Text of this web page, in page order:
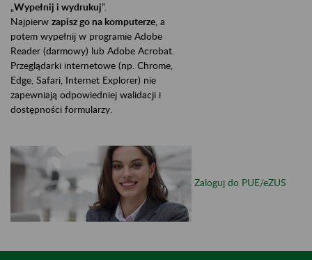
„Wypełnij i wydrukuj”.
Najpierw zapisz go na komputerze , a
potem wypełnij w programie Adobe
Reader (darmowy) lub Adobe Acrobat.
Przeglądarki internetowe (np. Chrome,
Edge, Safari, Internet Explorer) nie
zapewniają odpowiedniej walidacji i
dostępności formularzy.
Zaloguj do PUE/eZUS